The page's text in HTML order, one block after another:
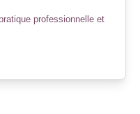
professionnelle et